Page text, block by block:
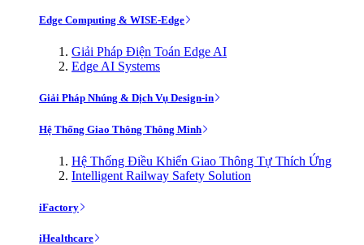
Edge Computing & WISE-Edge
Giải Pháp Điện Toán Edge AI
Edge AI Systems
Giải Pháp Nhúng & Dịch Vụ Design-in
Hệ Thống Giao Thông Thông Minh
Hệ Thống Điều Khiển Giao Thông Tự Thích Ứng
Intelligent Railway Safety Solution
iFactory
iHealthcare